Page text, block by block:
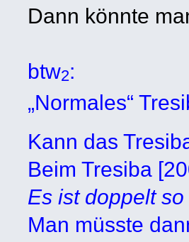
Dann könnte
btw2:
„Normales“
Kann das
Beim Tresiba
Es ist doppelt
Man müsste